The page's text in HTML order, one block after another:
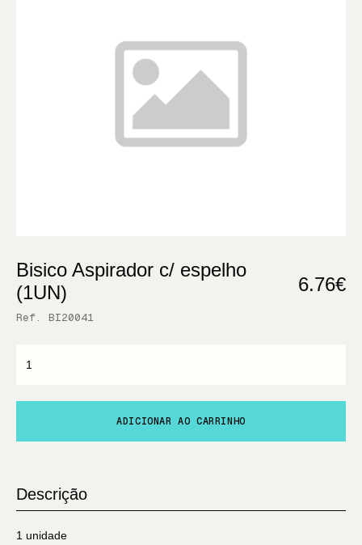
Bisico Aspirador c/ espelho
(1UN)
6.76€
Ref. BI20041
ADICIONAR AO CARRINHO
Descrição
1 unidade